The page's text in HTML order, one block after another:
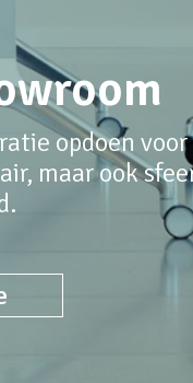
opdoen
maar ook